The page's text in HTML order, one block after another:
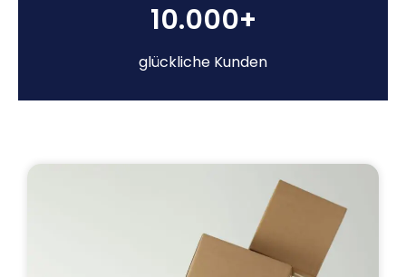
10.000+
glückliche Kunden